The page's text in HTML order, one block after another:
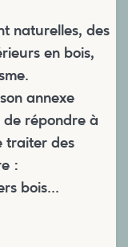
naturelles, des
en bois,
annexe
de répondre à
traiter des
:
bois…